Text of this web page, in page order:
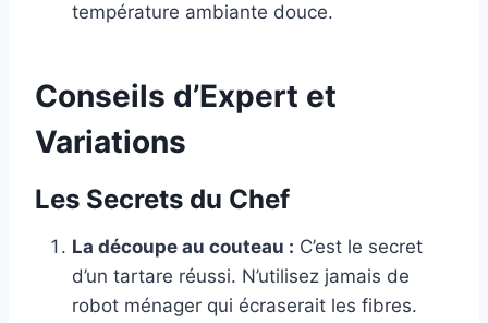
température ambiante douce.
Conseils d’Expert et
Variations
Les Secrets du Chef
La découpe au couteau : C’est le secret
d’un tartare réussi. N’utilisez jamais de
robot ménager qui écraserait les fibres.